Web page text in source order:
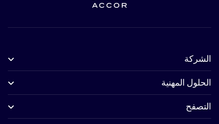
الشركة
الحلول المهنية
التصفح